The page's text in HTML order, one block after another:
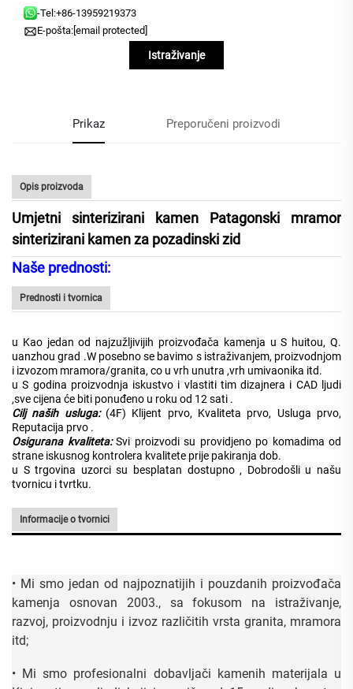
-Tel:+86-13959219373
E-pošta: [email protected]
Istraživanje
Prikaz Preporučeni proizvodi
Opis proizvoda
Umjetni sinterizirani kamen Patagonski mramor
sinterizirani kamen za pozadinski zid
Naše prednosti:
Prednosti i tvornica
u Kao jedan od najzužljivijih proizvođača kamenja uS huitou,Q.
uanzhougrad .W posebno se bavimo s istraživanjem, proizvodnjom
i izvozom mramora/granita, co u vrh unutra ,vrh umivaonika itd.
uS godina proizvodnja iskustvo i vlastiti tim dizajnera i CAD ljudi
,svecijena će biti ponuđeno u roku od 12 sati .
Cilj naših usluga: (4F) Klijent prvo, Kvaliteta prvo, Usluga prvo,
Reputacija prvo .
Osigurana kvaliteta:Svi proizvodi su providjeno po komadima od
strane iskusnog kontrolera kvalitete prije pakiranja dob.
u Strgovina uzorcisu besplatan dostupno , Dobrodošli u našu
tvornicu i tvrtku.
Informacije o tvornici
• Mi smo jedan od najpoznatijih i pouzdanih proizvođača
kamenja osnovan 2003., sa fokusom na istraživanje,
razvoj, proizvodnju i izvoz različitih vrsta granita, mramora
itd;
• Mi smo profesionalni dobavljači kamenih materijala u